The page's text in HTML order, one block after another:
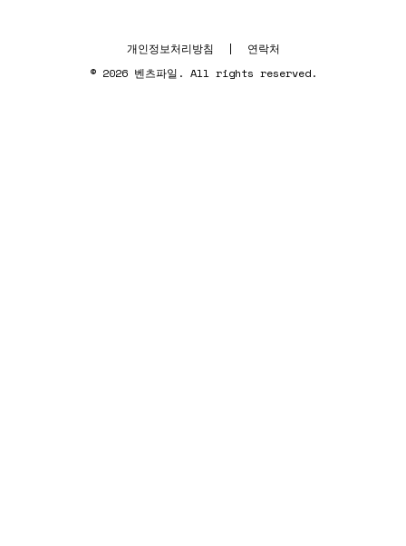
개인정보처리방침 |
연락처
© 2026 벤츠파일. All rights reserved.